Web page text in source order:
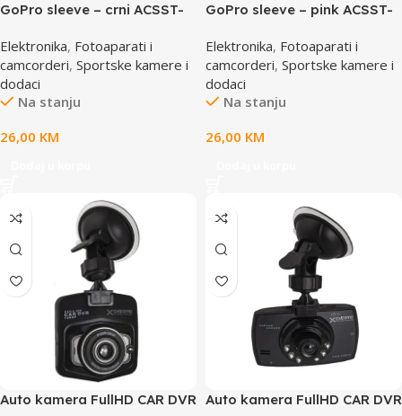
GoPro sleeve – crni ACSST-
Elektronika, Fotoaparati i
camcorderi, Sportske kamere i
dodaci
Na stanju
26,00 KM
GoPro sleeve – pink ACSST-
Elektronika, Fotoaparati i
camcorderi, Sportske kamere i
dodaci
Na stanju
26,00 KM
Auto kamera FullHD CAR DVR Auto kamera FullHD CAR DVR